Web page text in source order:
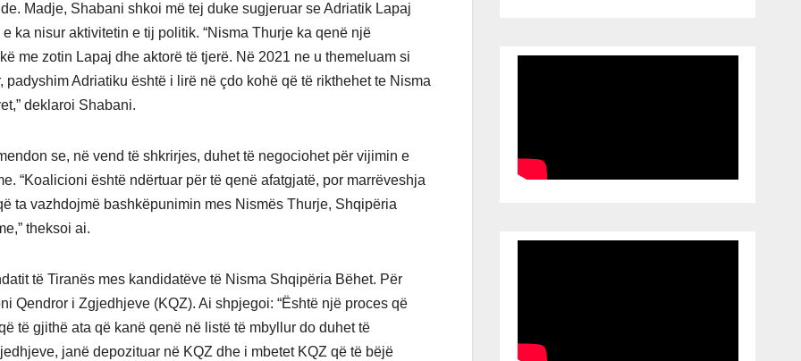
Madje, Shabani shkoi më tej duke sugjeruar se Adriatik Lapaj
ka nisur aktivitetin e tij politik. “Nisma Thurje ka qenë një
me zotin Lapaj dhe aktorë të tjerë. Në 2021 ne u themeluam si
Adriatiku është i lirë në çdo kohë që të rikthehet te Nisma
deklaroi Shabani.
se, në vend të shkrirjes, duhet të negociohet për vijimin e
“Koalicioni është ndërtuar për të qenë afatgjatë, por marrëveshja
ta vazhdojmë bashkëpunimin mes Nismës Thurje, Shqipëria
theksoi ai.
të Tiranës mes kandidatëve të Nisma Shqipëria Bëhet. Për
Qendror i Zgjedhjeve (KQZ). Ai shpjegoi: “Është një proces që
të gjithë ata që kanë qenë në listë të mbyllur do duhet të
janë depozituar në KQZ dhe i mbetet KQZ që të bëjë